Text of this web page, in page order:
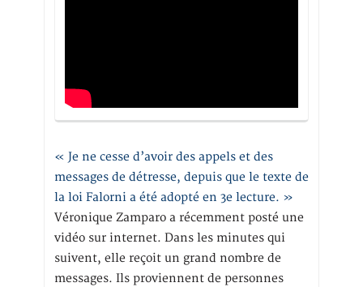
« Je ne cesse d’avoir des appels et des
messages de détresse, depuis que le texte de
la loi Falorni a été adopté en 3e lecture. »
Véronique Zamparo a récemment posté une
vidéo sur internet. Dans les minutes qui
suivent, elle reçoit un grand nombre de
messages. Ils proviennent de personnes